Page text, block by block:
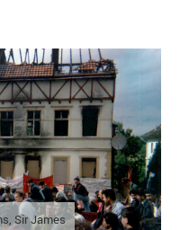
Sir James